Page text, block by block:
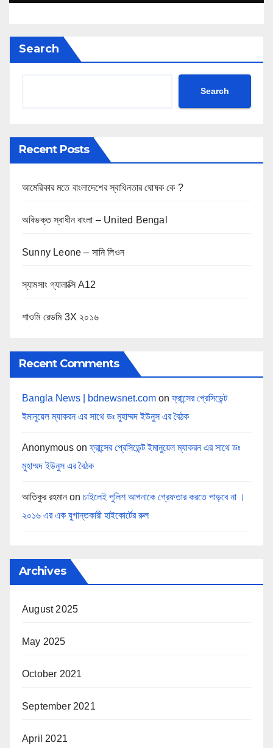
Search
Search
Recent Posts
আমেরিকার মতে বাংলাদেশের স্বাধিনতার ঘোষক কে ?
অবিভক্ত স্বাধীন বাংলা – United Bengal
Sunny Leone – সানি লিওন
স্যামসাং গ্যালাক্সি A12
শাওমি রেডমি 3X ২০১৬
Recent Comments
Bangla News | bdnewsnet.com onফ্রান্সের প্রেসিডেন্ট
ইমানুয়েল ম্যাকরন এর সাথে ডঃ মুহাম্মদ ইউনুস এর বৈঠক
Anonymous onফ্রান্সের প্রেসিডেন্ট ইমানুয়েল ম্যাকরন এর সাথে ডঃ
মুহাম্মদ ইউনুস এর বৈঠক
আতিকুর রহমান on চাইলেই পুলিশ আপনাকে গ্রেফতার করতে পাড়বে না ।
২০১৬ এর এক যুগান্তকারী হাইকোর্টের রুল
Archives
August 2025
May 2025
October 2021
September 2021
April 2021